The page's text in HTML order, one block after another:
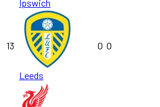
Ipswich
13
Leeds
0 0